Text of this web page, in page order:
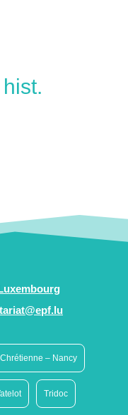
– Nancy
Tridoc